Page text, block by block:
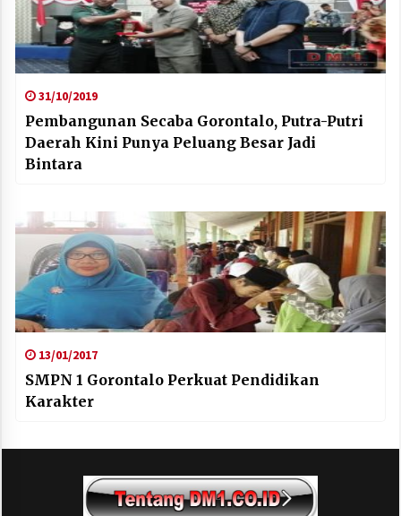
31/10/2019
Pembangunan Secaba Gorontalo, Putra-Putri
Daerah Kini Punya Peluang Besar Jadi
Bintara
13/01/2017
SMPN 1 Gorontalo Perkuat Pendidikan
Karakter